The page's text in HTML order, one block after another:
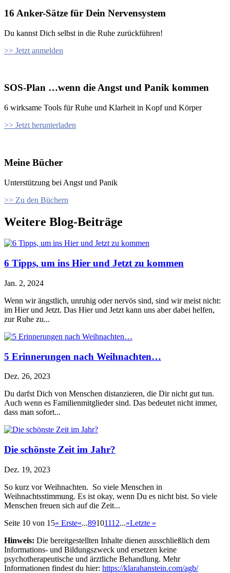
16 Anker-Sätze für Dein Nervensystem
Du kannst Dich selbst in die Ruhe zurückführen!
>> Jetzt anmelden
SOS-Plan …wenn die Angst und Panik kommen
6 wirksame Tools für Ruhe und Klarheit in Kopf und Körper
>> Jetzt herunterladen
Meine Bücher
Unterstützung bei Angst und Panik
>> Zu den Büchern
Weitere Blog-Beiträge
6 Tipps, um ins Hier und Jetzt zu kommen
Jan. 2, 2024
Wenn wir ängstlich, unruhig oder nervös sind, sind wir meist nicht:
im Hier und Jetzt. Das Hier und Jetzt kann uns aber dabei helfen,
zur Ruhe zu...
5 Erinnerungen nach Weihnachten…
Dez. 26, 2023
Du darfst Dich von Menschen distanzieren, die Dir nicht gut tun.
Auch wenn es Familienmitglieder sind. Das bedeutet nicht immer,
dass man sofort...
Die schönste Zeit im Jahr?
Dez. 19, 2023
So kurz vor Weihnachten. So viele Menschen in
Weihnachtsstimmung. Es ist okay, wenn Du es nicht bist. So viele
Menschen freuen sich auf die Zeit...
Seite 10 von 15« Erste«...89101112...»Letzte »
Hinweis: Die bereitgestellten Inhalte dienen ausschließlich dem
Informations- und Bildungszweck und ersetzen keine
psychotherapeutische und ärztliche Behandlung. Mehr
Informationen findest du hier: https://klarahanstein.com/agb/